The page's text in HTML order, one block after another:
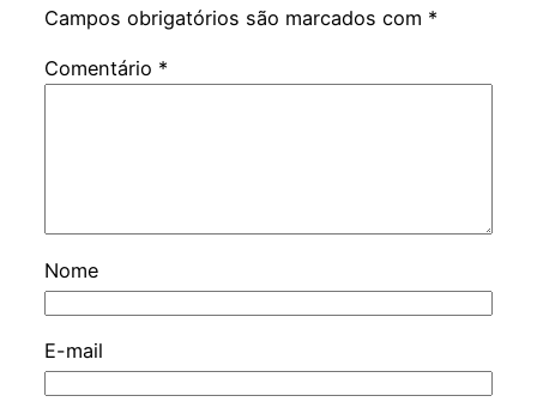
Campos obrigatórios são marcados com *
Comentário *
Nome
E-mail